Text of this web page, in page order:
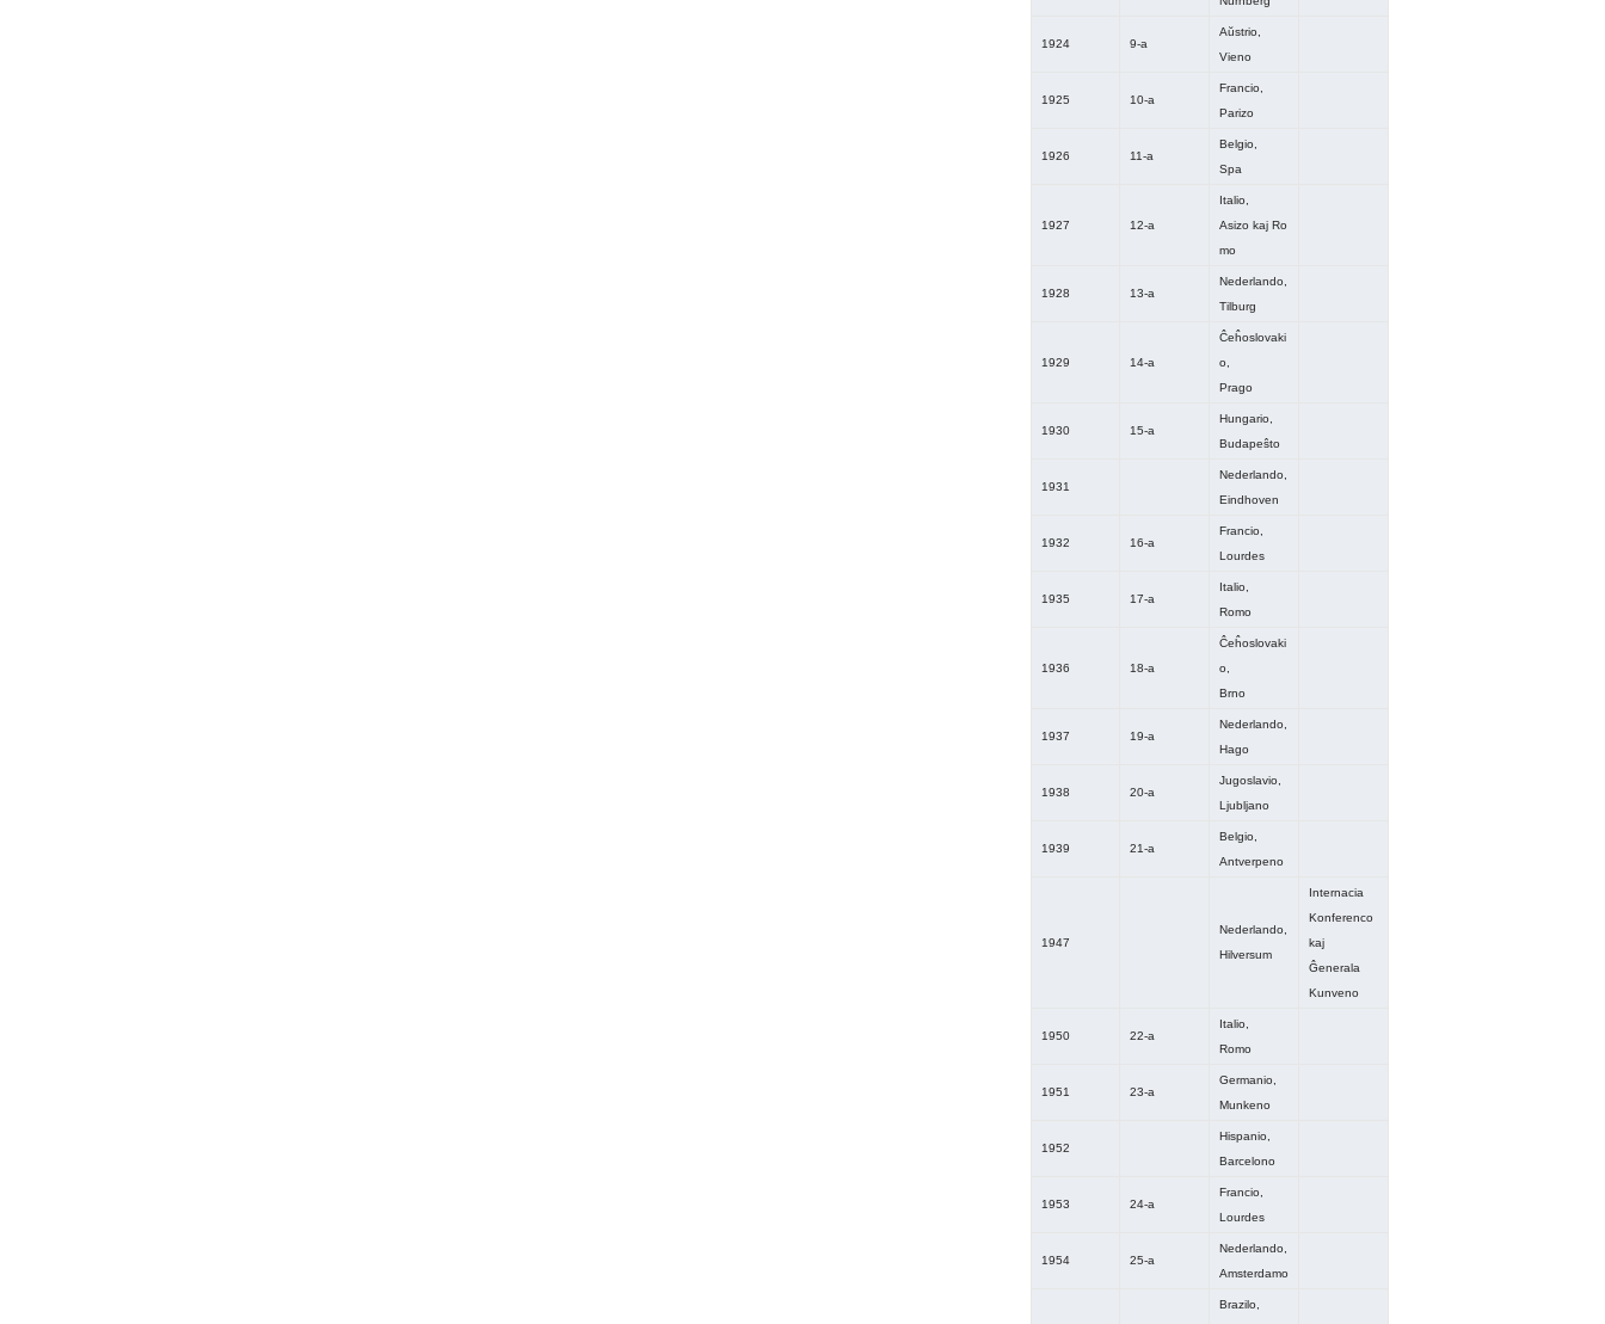
1924 9-a
Aŭstrio,
Vieno
1925 10-a
Francio,
Parizo
1926 11-a
Belgio,
Spa
1927 12-a
Italio,
Asizo kaj Ro
mo
1928 13-a
Nederlando,
Tilburg
1929 14-a
Ĉeĥoslovaki
o,
Prago
1930 15-a
Hungario,
Budapeŝto
1931
Nederlando,
Eindhoven
1932 16-a
Francio,
Lourdes
1935 17-a
Italio,
Romo
1936 18-a
Ĉeĥoslovaki
o,
Brno
1937 19-a
Nederlando,
Hago
1938 20-a
Jugoslavio,
Ljubljano
1939 21-a
Belgio,
Antverpeno
1947
Nederlando,
Hilversum
Internacia
Konferenco
kaj
Ĝenerala
Kunveno
1950 22-a
Italio,
Romo
1951 23-a
Germanio,
Munkeno
1952
Hispanio,
Barcelono
1953 24-a
Francio,
Lourdes
1954 25-a
Nederlando,
Amsterdamo
Brazilo,